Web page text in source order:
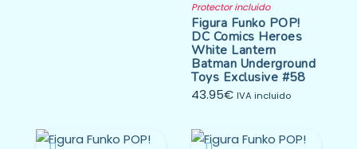
Protector incluido
Figura Funko POP!
DC Comics Heroes
White Lantern
Batman Underground
Toys Exclusive #58
43.95€ IVA incluido